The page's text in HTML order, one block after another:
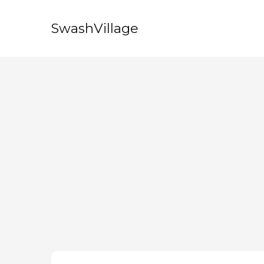
SwashVillage